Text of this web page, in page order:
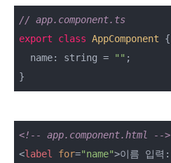
// app.component.ts
export
class AppComponent {
  name: string =
"" ;
}
<!-- app.component.html -->
<label for="name">이름 입력: